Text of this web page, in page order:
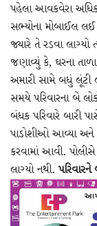
પહેલા આવકવેરા
સભ્યોના મોબાઈલ
જ્યારે તે રડવા
જણાવ્યું કે, ઘરના
અમારી સામે બધું
સમયે પરિવારના બે
બંધક પરિવારે બારી
પાડોશીઓ આવ્યા અને
કરવામાં આવી.
લાગ્યો નથી.